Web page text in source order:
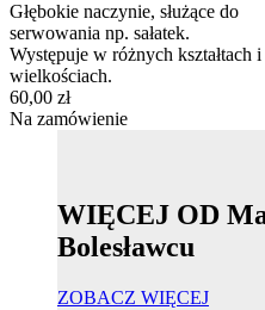
Głębokie naczynie, służące do
serwowania np. sałatek.
Występuje w różnych kształtach i
wielkościach.
60,00 zł
Na zamówienie
WIĘCEJ OD
Bolesławcu
ZOBACZ WIĘCEJ